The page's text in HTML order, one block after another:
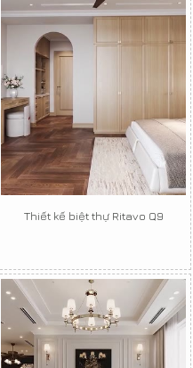
Thiết kế biệt thự Ritavo Q9